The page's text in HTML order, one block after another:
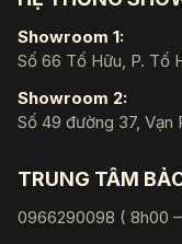
Showroom 1:
Số 66 Tố Hữu, P. Tố
Showroom 2:
Số 49 đường 37,
TRUNG TÂM
0966290098 ( 8h00